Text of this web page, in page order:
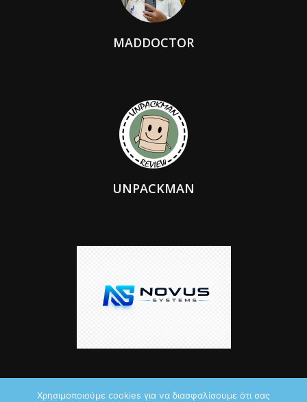
MADDOCTOR
UNPACKMAN
Χρησιμοποιούμε cookies για να διασφαλίσουμε ότι σας